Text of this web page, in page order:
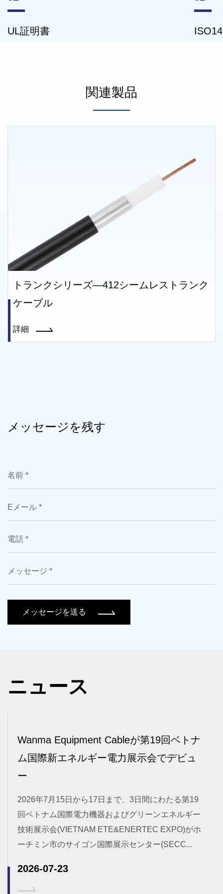
関連製品
シームレストランク
トランクシリーズ—
メッセージを残す
メッセージを送る
ニュース
Cableが第19回ベトナ
ギー電力展示会でデビュ
17日まで、3日間にわたる第19
機器およびグリーンエネルギー
ETE&ENERTEC EXPO)がホ
ン国際展示センター(SECC...
Zhiqi Xincheng
Equipment Cable
今年上半期の業務成
期の明確な目標を設
を通じて市場拡大を
ーブルの2026年中間